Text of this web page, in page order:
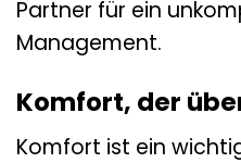
Partner für ein
Management.
Komfort, der
Komfort ist ein